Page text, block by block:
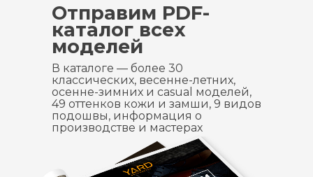
В каталоге — более 30
классических, весенне-летних,
осенне-зимних и casual моделей,
49 оттенков кожи и замши, 9 видов
подошвы, информация о
производстве и мастерах
Отправим PDF-
каталог всех
моделей